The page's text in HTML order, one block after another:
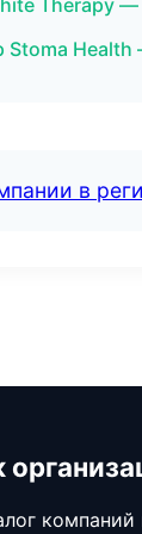
Therapy
Stoma Health
в